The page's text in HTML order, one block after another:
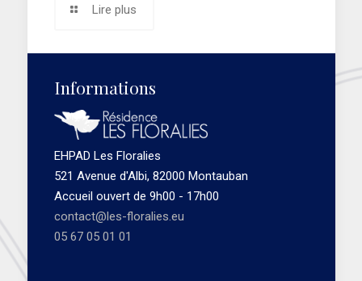
Lire plus
Informations
EHPAD Les Floralies
521 Avenue d'Albi, 82000 Montauban
Accueil ouvert de 9h00 - 17h00
contact@les-floralies.eu
05 67 05 01 01